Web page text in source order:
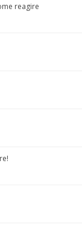
reagire